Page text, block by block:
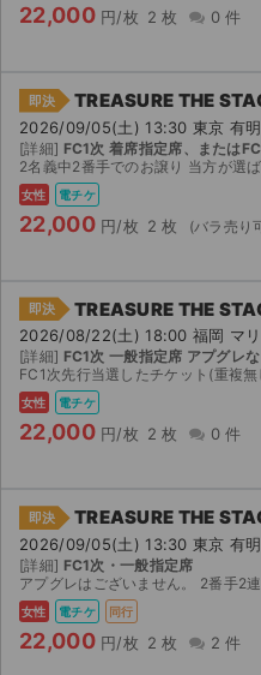
22,000 円/枚 2 枚 0 件
即決 TREASURE THE
2026/09/05(土) 13:30 東京 有明
[詳細] FC1次 着席指定席、または
2名義中2番手でのお譲り 当方が選ばなかった座席をお渡しします。 チケットのお渡し方法は ・
女性 電チケ
22,000 円/枚 2 枚
即決 TREASURE THE
2026/08/22(土) 18:00 福岡 マ
[詳細] FC1次 一般指定席 アプグレ
FC1次先行当選したチケット(重複無し)になります。 子チケは分配、親チケはログイン
女性 電チケ
22,000 円/枚 2 枚 0 件
即決 TREASURE THE
2026/09/05(土) 13:30 東京 有明
[詳細] FC1次・一般指定席
アプグレはございません。 2番手2連でのお譲りです。 当日会場付近にて待ち合わせし、同時入場
女性 電チケ 同行
22,000 円/枚 2 枚 2 件